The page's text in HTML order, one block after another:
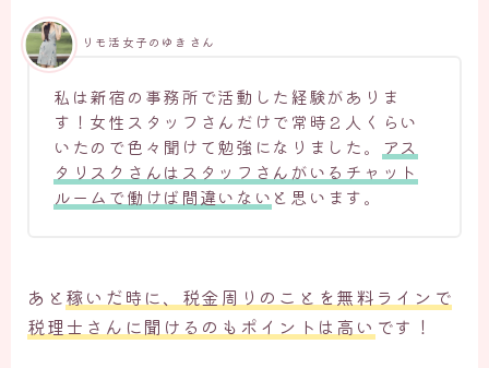
私は新宿の事務所で活動した経験がありま
す！女性スタッフさんだけで常時２人くらい
いたので色々聞けて勉強になりました。
アス
タリスクさんはスタッフさんがいるチャット
ルームで働けば間違いない と思います。
リモ活女子のゆきさん
あと稼いだ時に、税金周りのことを無料ラインで
税理士さんに聞けるのもポイントは高い です！